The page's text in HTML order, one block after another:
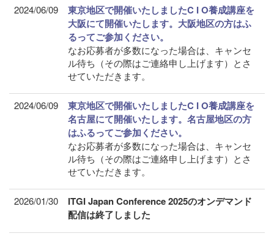
2024/06/09
東京地区で開催いたしましたC I O養成講座を
大阪にて開催いたします。大阪地区の方はふ
るってご参加ください。
なお応募者が多数になった場合は、キャンセ
ル待ち（その際はご連絡申し上げます）とさ
せていただきます。
2024/06/09
東京地区で開催いたしましたC I O養成講座を
名古屋にて開催いたします。名古屋地区の方
はふるってご参加ください。
なお応募者が多数になった場合は、キャンセ
ル待ち（その際はご連絡申し上げます）とさ
せていただきます。
2026/01/30
ITGI Japan Conference 2025のオンデマンド
配信は終了しました